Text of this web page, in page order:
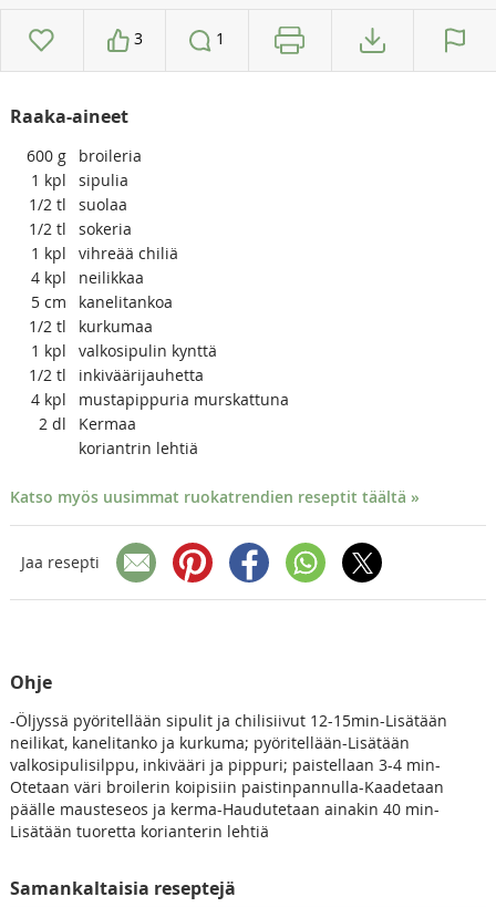
3 1
Raaka-aineet
600 g
broileria
1 kpl
sipulia
1/2 tl
suolaa
1/2 tl
sokeria
1 kpl
vihreää chiliä
4 kpl
neilikkaa
5 cm
kanelitankoa
1/2 tl
kurkumaa
1 kpl
valkosipulin kynttä
1/2 tl
inkiväärijauhetta
4 kpl
mustapippuria murskattuna
2 dl
Kermaa
koriantrin lehtiä
Katso myös uusimmat ruokatrendien reseptit täältä »
Jaa resepti
Ohje
-Öljyssä pyöritellään sipulit ja chilisiivut 12-15min-Lisätään
neilikat, kanelitanko ja kurkuma; pyöritellään-Lisätään
valkosipulisilppu, inkivääri ja pippuri; paistellaan 3-4 min-
Otetaan väri broilerin koipisiin paistinpannulla-Kaadetaan
päälle mausteseos ja kerma-Haudutetaan ainakin 40 min-
Lisätään tuoretta korianterin lehtiä
Samankaltaisia reseptejä